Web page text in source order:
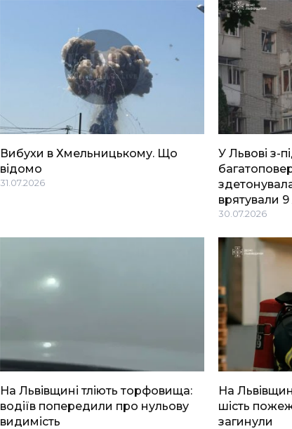
Вибухи в Хмельницькому. Що
відомо
31.07.2026
У Львові з-
врятували
30.07.2026
На Львівщині тліють торфовища:
водіїв попередили про нульову
видимість
На
шість
загинули